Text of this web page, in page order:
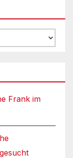
Frank im